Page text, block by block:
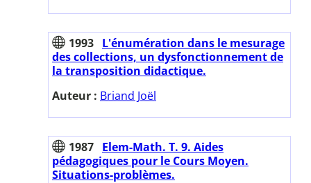
1993 L'énumération dans le mesurage
des collections, un dysfonctionnement de
la transposition didactique.
Auteur : Briand Joël
1987 Elem-Math. T. 9. Aides
pédagogiques pour le Cours Moyen.
Situations-problèmes.